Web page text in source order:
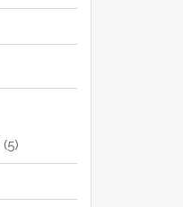
(5)